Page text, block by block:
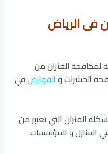
فى الرياض
لمكافحة الفئران من
الحشرات والقوارضفي
الفئران التي تعتبر من
المنازل و المؤسسات